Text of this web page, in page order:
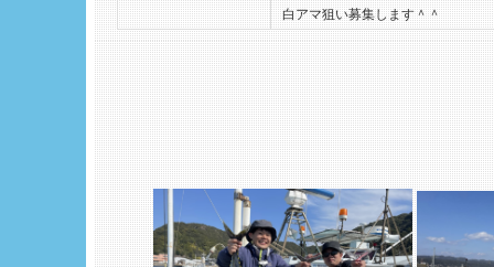
白アマ狙い募集します＾＾